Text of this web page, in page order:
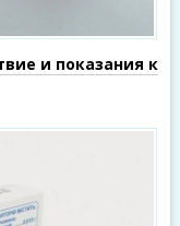
и показания к